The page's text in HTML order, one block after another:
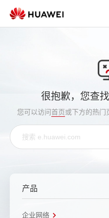
很抱歉，您查
您可以访问首页或下方的热门
产品
企业网络